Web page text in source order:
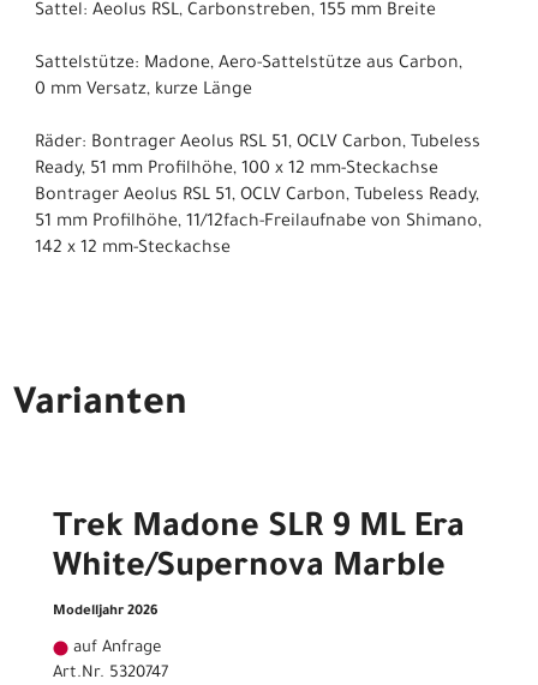
Sattel: Aeolus RSL, Carbonstreben, 155 mm Breite
Sattelstütze: Madone, Aero-Sattelstütze aus Carbon,
0 mm Versatz, kurze Länge
Räder: Bontrager Aeolus RSL 51, OCLV Carbon, Tubeless
Ready, 51 mm Profilhöhe, 100 x 12 mm-Steckachse
Bontrager Aeolus RSL 51, OCLV Carbon, Tubeless Ready,
51 mm Profilhöhe, 11/12fach-Freilaufnabe von Shimano,
142 x 12 mm-Steckachse
Varianten
Trek Madone SLR 9 ML Era
White/Supernova Marble
Modelljahr 2026
auf Anfrage
Art.Nr. 5320747